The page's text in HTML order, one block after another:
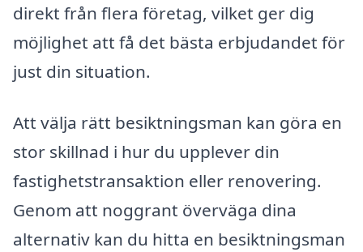
direkt från flera företag, vilket ger dig
möjlighet att få det bästa erbjudandet för
just din situation.
Att välja rätt besiktningsman kan göra en
stor skillnad i hur du upplever din
fastighetstransaktion eller renovering.
Genom att noggrant överväga dina
alternativ kan du hitta en besiktningsman